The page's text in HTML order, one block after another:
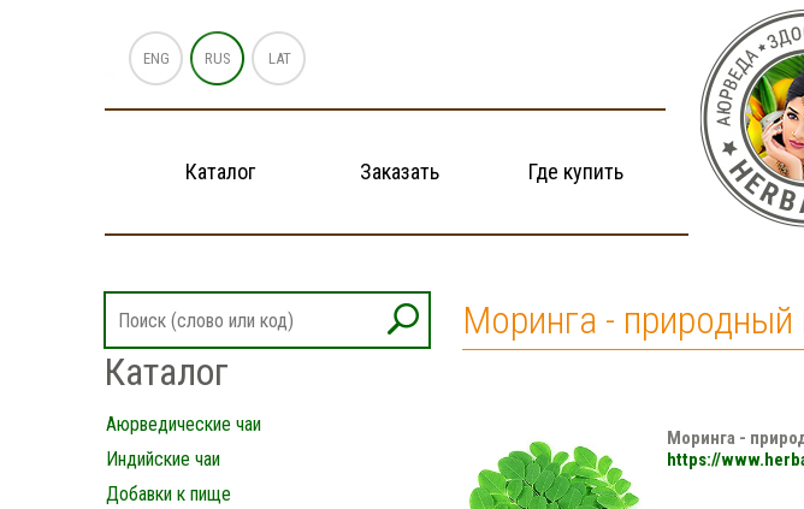
ENG RUS LAT
Каталог Заказать Где купить
Каталог
Аюрведические чаи
Индийские чаи
Добавки к пище
Моринга - природный
Моринга -
https://